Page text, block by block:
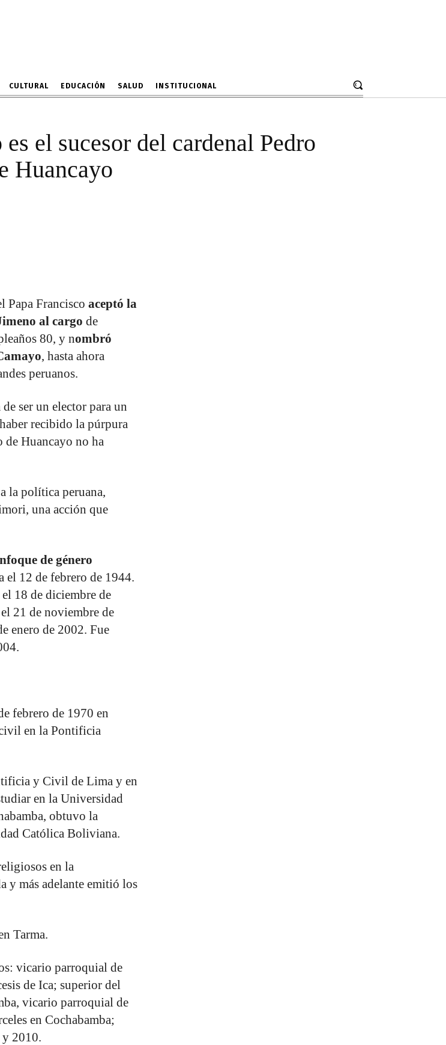
CULTURAL EDUCACIÓN SALUD INSTITUCIONAL
en el Arzobispado de
el sucesor del cardenal Pedro
Huancayo
Papa Francisco aceptó la
al cargo de
80, y nombró
, hasta ahora
peruanos.
ser un elector para un
recibido la púrpura
de Huancayo no ha
la política peruana,
una acción que
de género
el 12 de febrero de 1944.
18 de diciembre de
21 de noviembre de
enero de 2002. Fue
febrero de 1970 en
en la Pontificia
y Civil de Lima y en
en la Universidad
obtuvo la
Católica Boliviana.
en la
y más adelante emitió los
Tarma.
vicario parroquial de
de Ica; superior del
vicario parroquial de
en Cochabamba;
y 2010.